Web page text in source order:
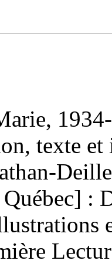
texte
: